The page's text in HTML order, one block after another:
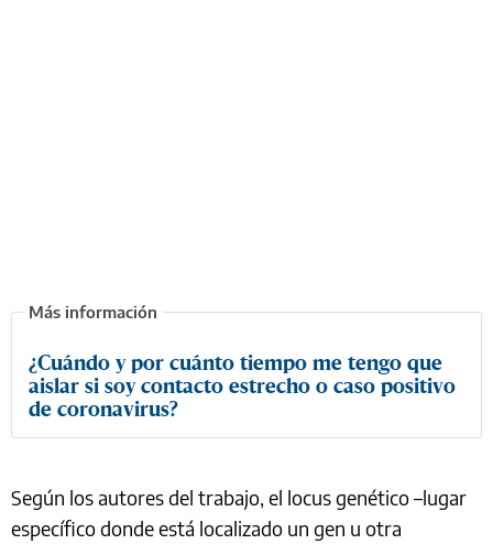
¿Cuándo y por cuánto tiempo me tengo que
aislar si soy contacto estrecho o caso positivo
de coronavirus?
Según los autores del trabajo, el locus genético –lugar
específico donde está localizado un gen u otra